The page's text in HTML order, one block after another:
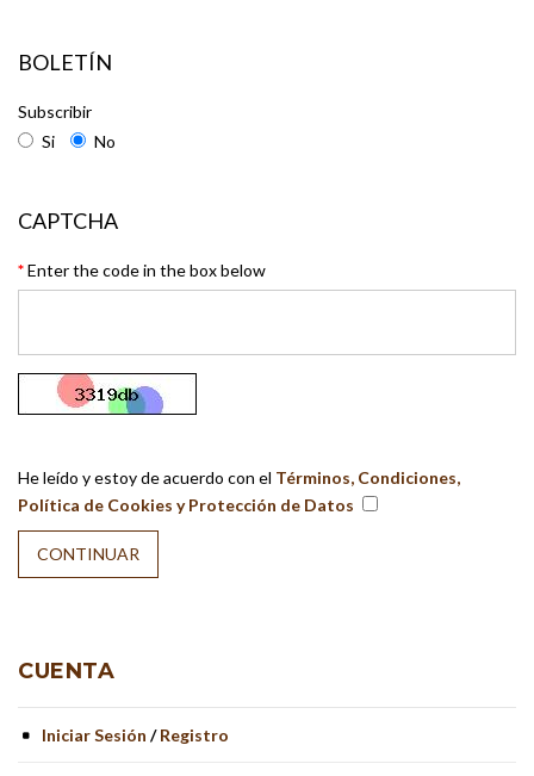
BOLETÍN
Subscribir
Si
No
CAPTCHA
Enter the code in the box below
He leído y estoy de acuerdo con el Términos, Condiciones,
Política de Cookies y Protección de Datos
CUENTA
Iniciar Sesión /Registro